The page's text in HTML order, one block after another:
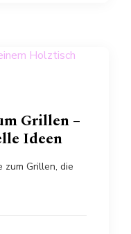
Grillen –
Ideen
Grillen, die